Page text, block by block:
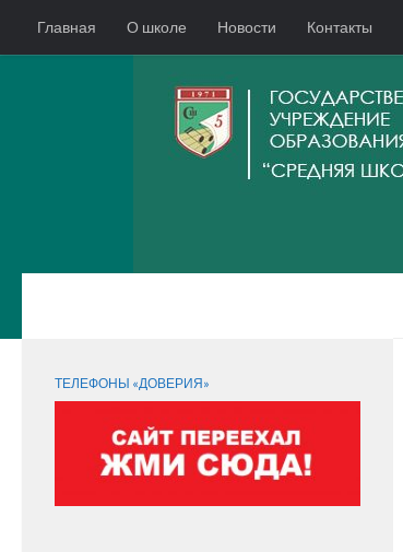
Главная О школе Новости Контакты
ТЕЛЕФОНЫ «ДОВЕРИЯ»